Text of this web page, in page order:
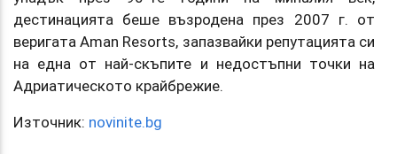
дестинацията беше възродена през 2007 г. от
веригата Aman Resorts, запазвайки репутацията си
на една от най-скъпите и недостъпни точки на
Адриатическото крайбрежие.
Източник: novinite.bg